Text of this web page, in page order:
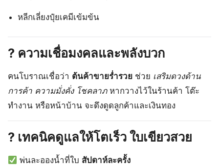
หลีกเลี่ยงปุ๋ยเคมีเข้มข้น
? ความเชื่อมงคลและพลังบวก
คนโบราณเชื่อว่า ต้นค้าขายร่ำรวย ช่วย เสริมดวงด้าน
การค้า ความมั่งคั่ง โชคลาภหากวางไว้ในร้านค้า โต๊ะ
ทำงาน หรือหน้าบ้าน จะดึงดูดลูกค้าและเงินทอง
? เทคนิคดูแลให้โตเร็ว ใบเขียวสวย
พ่นละอองน้ำที่ใบ สัปดาห์ละครั้ง